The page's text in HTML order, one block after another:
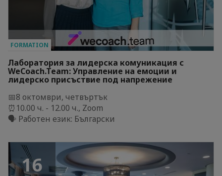
FORMATION
Лаборатория за лидерска комуникация с
WeCoach.Team: Управление на емоции и
лидерско присъствие под напрежение
📅8 октомври, четвъртък
⏰10.00 ч. - 12.00 ч., Zoom
🗣️ Работен език: Български
16